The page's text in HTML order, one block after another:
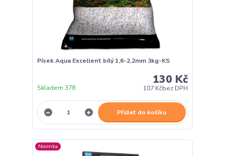
Písek Aqua Excellent bílý 1,6-2,2mm 3kg-KS
130 Kč
107 Kčbez DPH
Skladem 378
Přidat do košíku
Novinka